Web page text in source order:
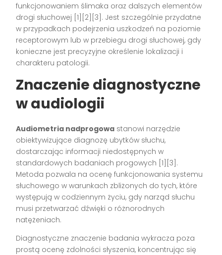
funkcjonowaniem ślimaka oraz dalszych elementów
drogi słuchowej [1][2][3]. Jest szczególnie przydatne
w przypadkach podejrzenia uszkodzeń na poziomie
receptorowym lub w przebiegu drogi słuchowej, gdy
konieczne jest precyzyjne określenie lokalizacji i
charakteru patologii.
Znaczenie diagnostyczne
w audiologii
Audiometria nadprogowa stanowi narzędzie
obiektywizujące diagnozę ubytków słuchu,
dostarczając informacji niedostępnych w
standardowych badaniach progowych [1][3].
Metoda pozwala na ocenę funkcjonowania systemu
słuchowego w warunkach zbliżonych do tych, które
występują w codziennym życiu, gdy narząd słuchu
musi przetwarzać dźwięki o różnorodnych
natężeniach.
Diagnostyczne znaczenie badania wykracza poza
prostą ocenę zdolności słyszenia, koncentrując się